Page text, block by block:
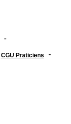
-
CGU Praticiens -